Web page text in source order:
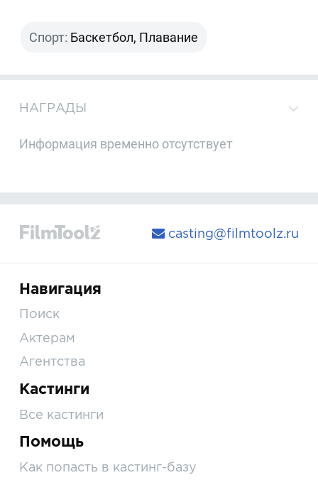
Спорт: Баскетбол, Плавание
НАГРАДЫ
Информация временно отсутствует
casting@filmtoolz.ru
Навигация
Поиск
Актерам
Агентства
Кастинги
Все кастинги
Помощь
Как попасть в кастинг-базу